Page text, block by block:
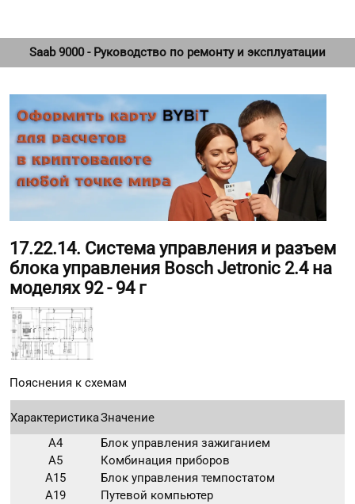
Saab 9000 - Руководство по ремонту и эксплуатации
17.22.14. Система управления и разъем
блока управления Bosch Jetronic 2.4 на
моделях 92 - 94 г
Пояснения к схемам
ХарактеристикаЗначение
A4
Блок управления зажиганием
A5
Комбинация приборов
A15
Блок управления темпостатом
A19
Путевой компьютер